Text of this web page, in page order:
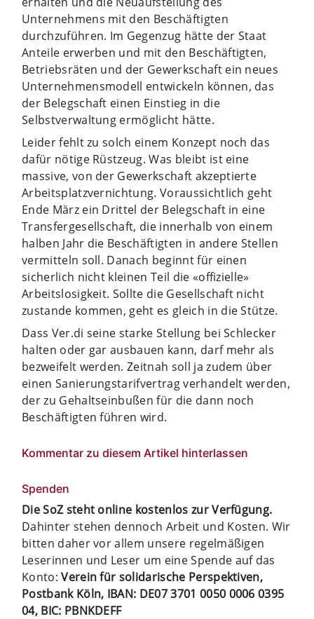
Unternehmens mit den Beschäftigten
durchzuführen. Im Gegenzug hätte der Staat
Anteile erwerben und mit den Beschäftigten,
Betriebsräten und der Gewerkschaft ein neues
Unternehmensmodell entwickeln können, das
der Belegschaft einen Einstieg in die
Selbstverwaltung ermöglicht hätte.
Leider fehlt zu solch einem Konzept noch das
dafür nötige Rüstzeug. Was bleibt ist eine
massive, von der Gewerkschaft akzeptierte
Arbeitsplatzvernichtung. Voraussichtlich geht
Ende März ein Drittel der Belegschaft in eine
Transfergesellschaft, die innerhalb von einem
halben Jahr die Beschäftigten in andere Stellen
vermitteln soll. Danach beginnt für einen
sicherlich nicht kleinen Teil die «offizielle»
Arbeitslosigkeit. Sollte die Gesellschaft nicht
zustande kommen, geht es gleich in die Stütze.
Dass Ver.di seine starke Stellung bei Schlecker
halten oder gar ausbauen kann, darf mehr als
bezweifelt werden. Zeitnah soll ja zudem über
einen Sanierungstarifvertrag verhandelt werden,
der zu Gehaltseinbußen für die dann noch
Beschäftigten führen wird.
Kommentar zu diesem Artikel hinterlassen
Spenden
Die SoZ steht online kostenlos zur Verfügung.
Dahinter stehen dennoch Arbeit und Kosten. Wir
bitten daher vor allem unsere regelmäßigen
Leserinnen und Leser um eine Spende auf das
Konto:Verein für solidarische Perspektiven,
Postbank Köln, IBAN: DE07 3701 0050 0006 0395
04, BIC: PBNKDEFF